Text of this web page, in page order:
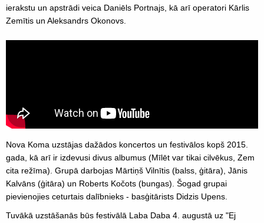
ierakstu un apstrādi veica Daniēls Portnajs, kā arī operatori Kārlis
Zemītis un Aleksandrs Okonovs.
Nova Koma uzstājas dažādos koncertos un festivālos kopš 2015.
gada, kā arī ir izdevusi divus albumus (Mīlēt var tikai cilvēkus, Zem
cita režīma). Grupā darbojas Mārtiņš Vilnītis (balss, ģitāra), Jānis
Kalvāns (ģitāra) un Roberts Kočots (bungas). Šogad grupai
pievienojies ceturtais dalībnieks - basģitārists Didzis Upens.
Tuvākā uzstāšanās būs festivālā Laba Daba 4. augustā uz "Ej